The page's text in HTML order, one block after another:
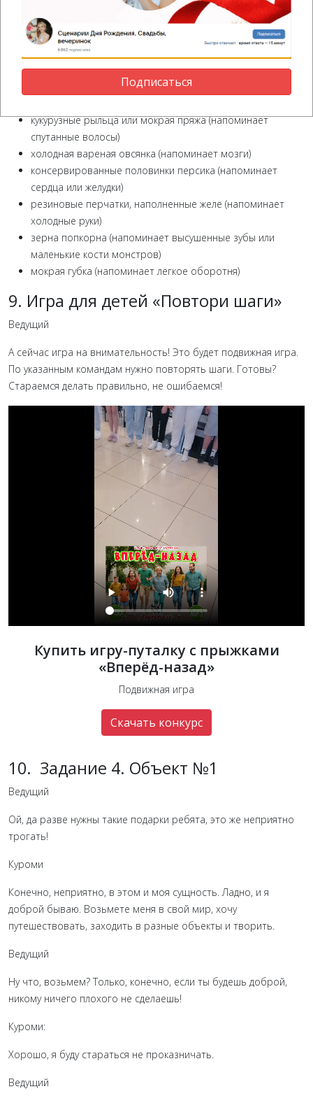
сваренные спагетти (напоминает червей или кишки
зомби)
очищенный виноград (напоминает глазные яблоки)
сушеные абрикосы (напоминает засохший язык или уши
мумии)
миндальные хлопья или половинки оливок (напоминает
кукурузные рыльца или мокрая пряжа (напоминает
спутанные волосы)
холодная вареная овсянка (напоминает мозги)
консервированные половинки персика (напоминает
сердца или желудки)
резиновые перчатки, наполненные желе (напоминает
холодные руки)
зерна попкорна (напоминает высушенные зубы или
маленькие кости монстров)
мокрая губка (напоминает легкое оборотня)
9. Игра для детей «Повтори шаги»
Ведущий
А сейчас игра на внимательность! Это будет подвижная игра.
По указанным командам нужно повторять шаги. Готовы?
Стараемся делать правильно, не ошибаемся!
Купить игру-путалку с прыжками
«Вперёд-назад»
Подвижная игра
Скачать конкурс
10. Задание 4. Объект №1
Ведущий
Ой, да разве нужны такие подарки ребята, это же неприятно
трогать!
Куроми
Конечно, неприятно, в этом и моя сущность. Ладно, и я
доброй бываю. Возьмете меня в свой мир, хочу
путешествовать, заходить в разные объекты и творить.
Ведущий
Ну что, возьмем? Только, конечно, если ты будешь доброй,
никому ничего плохого не сделаешь!
Куроми:
Хорошо, я буду стараться не проказничать.
Ведущий
Подписаться